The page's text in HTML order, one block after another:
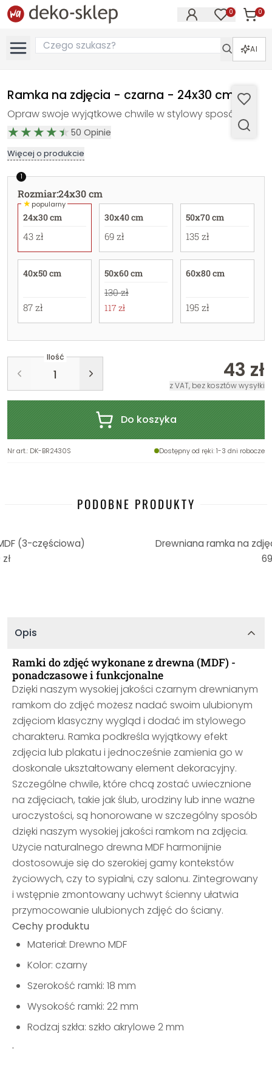
0 0
AI
Ramka na zdjęcia - czarna - 24x30 cm
Opraw swoje wyjątkowe chwile w stylowy sposób.
50 Opinie
Więcej o produkcie
1
Rozmiar:24x30 cm
★popularny
24x30 cm
43 zł
30x40 cm
69 zł
50x70 cm
135 zł
40x50 cm
87 zł
50x60 cm
130 zł
117 zł
60x80 cm
195 zł
Ilość
43 zł
z VAT, bez kosztów wysyłki
Do koszyka
Nr art.: DK-BR2430S Dostępny od ręki: 1-3 dni robocze
PODOBNE PRODUKTY
(3-częściowa)
Drewniana ramka na
Opis
Ramki do zdjęć wykonane z drewna (MDF) -
ponadczasowe i funkcjonalne
Dzięki naszym wysokiej jakości czarnym drewnianym
ramkom do zdjęć możesz nadać swoim ulubionym
zdjęciom klasyczny wygląd i dodać im stylowego
charakteru. Ramka podkreśla wyjątkowy efekt
zdjęcia lub plakatu i jednocześnie zamienia go w
doskonale ukształtowany element dekoracyjny.
Szczególne chwile, które chcą zostać uwiecznione
na zdjęciach, takie jak ślub, urodziny lub inne ważne
uroczystości, są honorowane w szczególny sposób
dzięki naszym wysokiej jakości ramkom na zdjęcia.
Użycie naturalnego drewna MDF harmonijnie
dostosowuje się do szerokiej gamy kontekstów
życiowych, czy to sypialni, czy salonu. Zintegrowany
i wstępnie zmontowany uchwyt ścienny ułatwia
przymocowanie ulubionych zdjęć do ściany.
Cechy produktu
Materiał: Drewno MDF
Kolor: czarny
Szerokość ramki: 18 mm
Wysokość ramki: 22 mm
Rodzaj szkła: szkło akrylowe 2 mm
.